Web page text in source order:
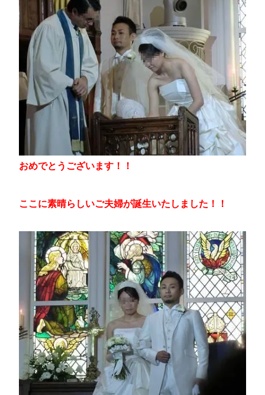
おめでとうございます！！
ここに素晴らしいご夫婦が誕生いたしました！！